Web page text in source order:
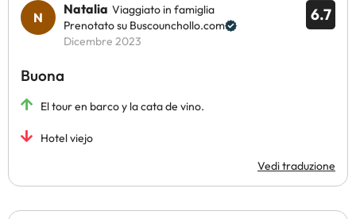
6.7
Natalia Viaggiato in famiglia
Prenotato su Buscounchollo.com
Dicembre 2023
Buona
El tour en barco y la cata de vino.
Hotel viejo
Vedi traduzione